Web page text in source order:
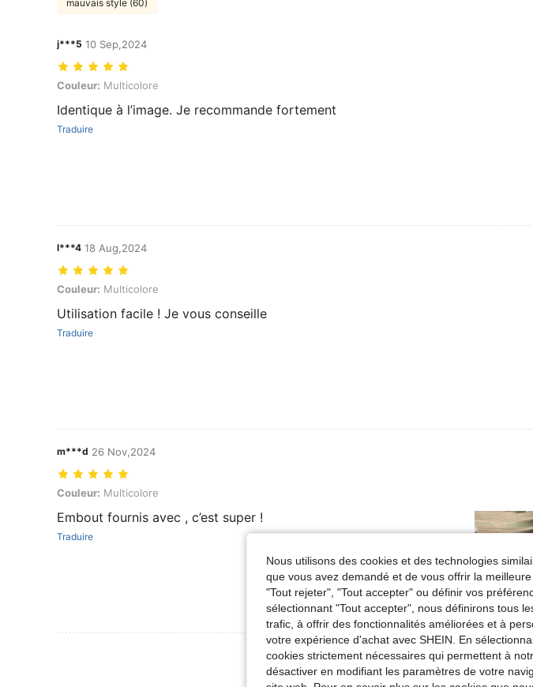
mauvais style (60)
j***5 10 Sep,2024
Couleur: Multicolore
Couleur: Multicolore
Identique à l’image. Je recommande fortement
Traduire
l***4 18 Aug,2024
Couleur: Multicolore
Couleur: Multicolore
Utilisation facile ! Je vous conseille
Traduire
m***d 26 Nov,2024
Couleur: Multicolore
Couleur: Multicolore
Embout fournis avec , c’est super !
Traduire
Voir Plus D'avis
Nous utilisons des cookies et des technologies
que vous avez demandé et de vous offrir la
"Tout rejeter", "Tout accepter" ou définir vos
sélectionnant "Tout accepter", nous définirons tous
trafic, à offrir des fonctionnalités améliorées et à
votre expérience d'achat avec SHEIN. En
cookies strictement nécessaires qui permettent à
désactiver en modifiant les paramètres de votre